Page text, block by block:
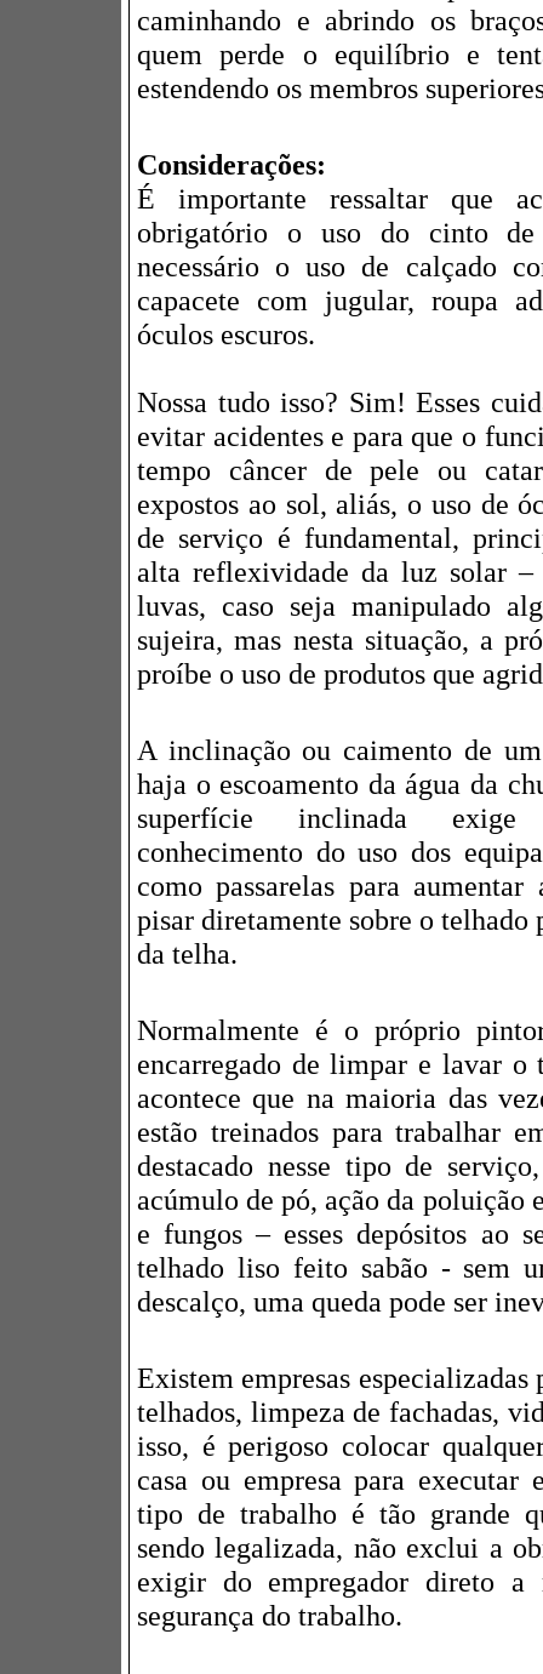
caminhando e abrindo os
quem perde o equilíbrio e
estendendo os membros
Considerações:
É importante ressaltar que
obrigatório o uso do cinto de
necessário o uso de calçado
capacete com jugular, roupa
óculos escuros.
Nossa tudo isso? Sim! Esses
evitar acidentes e para que o
tempo câncer de pele ou
expostos ao sol, aliás, o uso de
de serviço é fundamental,
alta reflexividade da luz solar –
luvas, caso seja manipulado
sujeira, mas nesta situação, a
proíbe o uso de produtos que
A inclinação ou caimento de
haja o escoamento da água da
superfície inclinada exige
conhecimento do uso dos
como passarelas para
pisar diretamente sobre o telhado
da telha.
Normalmente é o próprio
encarregado de limpar e lavar o
acontece que na maioria das
estão treinados para trabalhar
destacado nesse tipo de
acúmulo de pó, ação da poluição
e fungos – esses depósitos ao
telhado liso feito sabão - sem
descalço, uma queda pode ser
Existem empresas
telhados, limpeza de fachadas,
isso, é perigoso colocar
casa ou empresa para executar
tipo de trabalho é tão grande
sendo legalizada, não exclui a
exigir do empregador direto a
segurança do trabalho.